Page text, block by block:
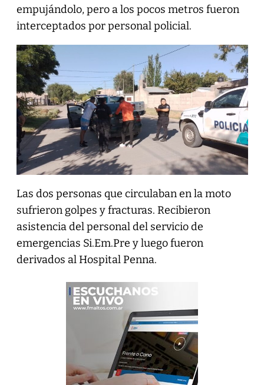
empujándolo, pero a los pocos metros fueron
interceptados por personal policial.
Las dos personas que circulaban en la moto
sufrieron golpes y fracturas. Recibieron
asistencia del personal del servicio de
emergencias Si.Em.Pre y luego fueron
derivados al Hospital Penna.